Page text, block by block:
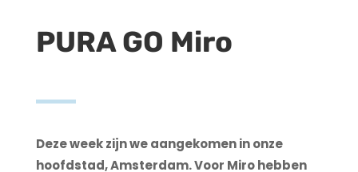
PURA GO Miro
Deze week zijn we aangekomen in onze
hoofdstad, Amsterdam. Voor Miro hebben